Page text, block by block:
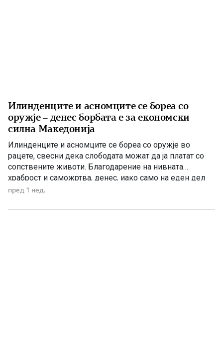
Илинденците и асномците се бореа со
оружје – денес борбата е за економски
силна Македонија
Илинденците и асномците се бореа со оружје во
рацете, свесни дека слободата можат да ја платат со
сопствените животи. Благодарение на нивната
храброст и саможртва, денес, иако само на еден дел
од Македонија, имаме сопствена држава, свој
македонското име. Нивниот аманет не е само да се
пред 1 нед.